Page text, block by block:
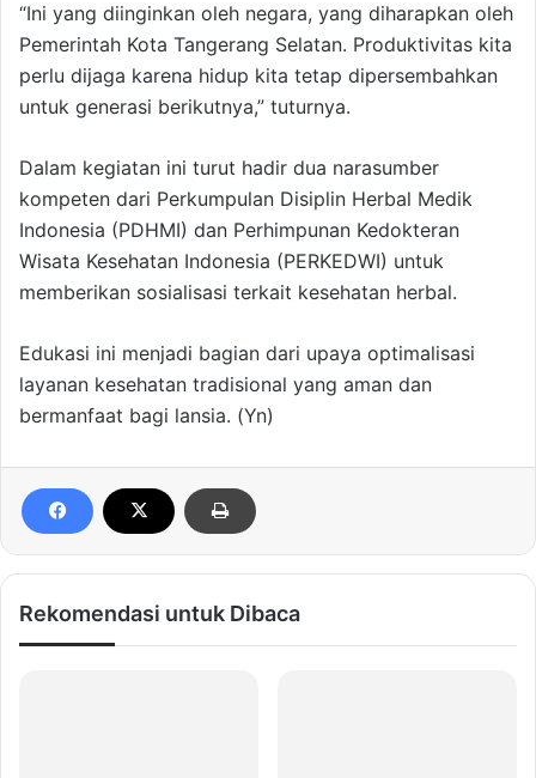
“Ini yang diinginkan oleh negara, yang diharapkan oleh
Pemerintah Kota Tangerang Selatan. Produktivitas kita
perlu dijaga karena hidup kita tetap dipersembahkan
untuk generasi berikutnya,” tuturnya.
Dalam kegiatan ini turut hadir dua narasumber
kompeten dari Perkumpulan Disiplin Herbal Medik
Indonesia (PDHMI) dan Perhimpunan Kedokteran
Wisata Kesehatan Indonesia (PERKEDWI) untuk
memberikan sosialisasi terkait kesehatan herbal.
Edukasi ini menjadi bagian dari upaya optimalisasi
layanan kesehatan tradisional yang aman dan
bermanfaat bagi lansia. (Yn)
Rekomendasi untuk Dibaca